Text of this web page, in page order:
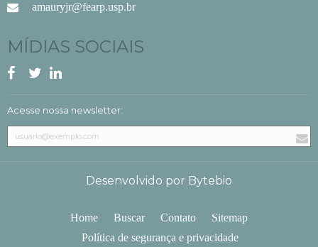
amauryjr@fearp.usp.br
MÍDIAS SOCIAIS
Acesse nossa newsletter:
Desenvolvido por Bytebio
Home Buscar Contato
Sitemap
Política de segurança e privacidade